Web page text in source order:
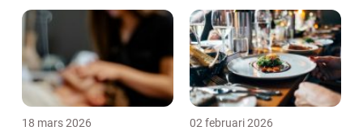
18 mars 2026 02 februari 2026